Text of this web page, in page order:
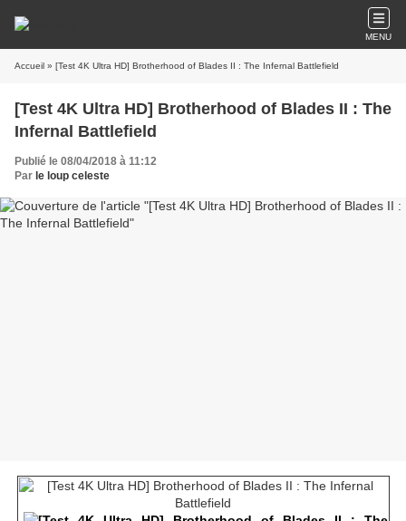
MENU
Accueil » [Test 4K Ultra HD] Brotherhood of Blades II : The Infernal Battlefield
[Test 4K Ultra HD] Brotherhood of Blades II : The
Infernal Battlefield
Publié le 08/04/2018 à 11:12
Par le loup celeste